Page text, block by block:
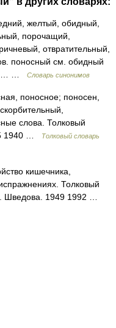
желтый, обидный,
порочащий,
отвратительный,
поносный см. обидный
…
Словарь синонимов
поносное; поносен,
слова. Толковый
1940 …
Толковый словарь
кишечника,
Толковый
Шведова. 1949 1992 …